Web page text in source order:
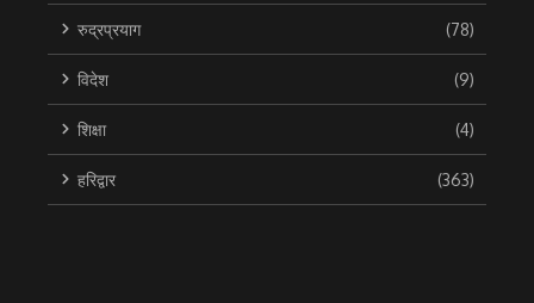
रुद्रप्रयाग (78)
विदेश (9)
शिक्षा (4)
हरिद्वार (363)